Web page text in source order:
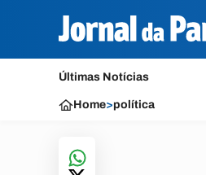
Últimas Notícias
Home>política